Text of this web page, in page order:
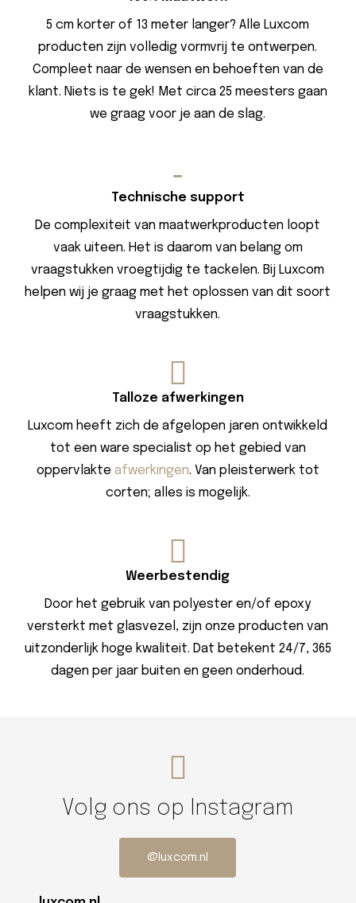
5 cm korter of 13 meter langer? Alle Luxcom
producten zijn volledig vormvrij te ontwerpen.
Compleet naar de wensen en behoeften van de
klant. Niets is te gek! Met circa 25 meesters gaan
we graag voor je aan de slag.
Technische support
De complexiteit van maatwerkproducten loopt
vaak uiteen. Het is daarom van belang om
vraagstukken vroegtijdig te tackelen. Bij Luxcom
helpen wij je graag met het oplossen van dit soort
vraagstukken.
Talloze afwerkingen
Luxcom heeft zich de afgelopen jaren ontwikkeld
tot een ware specialist op het gebied van
oppervlakte afwerkingen. Van pleisterwerk tot
corten; alles is mogelijk.
Weerbestendig
Door het gebruik van polyester en/of epoxy
versterkt met glasvezel, zijn onze producten van
uitzonderlijk hoge kwaliteit. Dat betekent 24/7, 365
dagen per jaar buiten en geen onderhoud.
Volg ons op Instagram
@luxcom.nl